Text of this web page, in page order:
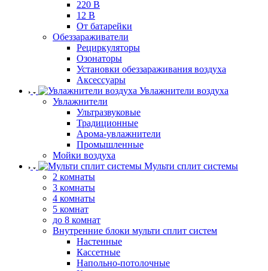
220 В
12 В
От батарейки
Обеззараживатели
Рециркуляторы
Озонаторы
Установки обеззараживания воздуха
Аксессуары
Увлажнители воздуха
Увлажнители
Ультразвуковые
Традиционные
Арома-увлажнители
Промышленные
Мойки воздуха
Мульти сплит системы
2 комнаты
3 комнаты
4 комнаты
5 комнат
до 8 комнат
Внутренние блоки мульти сплит систем
Настенные
Кассетные
Напольно-потолочные